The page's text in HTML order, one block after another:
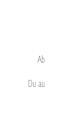
Ab
Duau